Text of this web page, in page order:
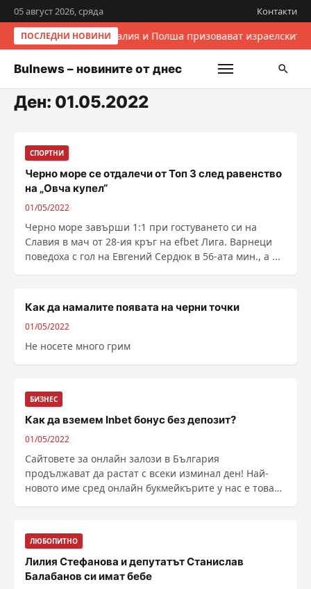
05 август 2026, сряда Контакти
ПОСЛЕДНИ НОВИНИИталия и Полша призовават
Bulnews – новините от днес
Ден: 01.05.2022
СПОРТНИ
Черно море се отдалечи от Топ 3 след равенство
на „Овча купел“
01/05/2022
Черно море завърши 1:1 при гостуването си на
Славия в мач от 28-ия кръг на efbet Лига. Варнеци
поведоха с гол на Евгений Сердюк в 56-ата мин., а ...
Как да намалите появата на черни точки
01/05/2022
Не носете много грим
БИЗНЕС
Как да вземем Inbet бонус без депозит?
01/05/2022
Сайтовете за онлайн залози в България
продължават да растат с всеки изминал ден! Най-
новото име сред онлайн букмейкърите у нас е това
ЛЮБОПИТНО
Лилия Стефанова и депутатът Станислав
Балабанов си имат бебе